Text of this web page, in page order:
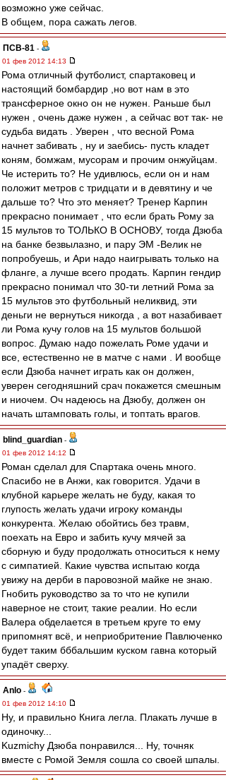
возможно уже сейчас.
В общем, пора сажать легов.
ПСВ-81 -
01 фев 2012 14:13
Рома отличный футболист, спартаковец и
настоящий бомбардир ,но вот нам в это
трансферное окно он не нужен. Раньше был
нужен , очень даже нужен , а сейчас вот так- не
судьба видать . Уверен , что весной Рома
начнет забивать , ну и заебись- пусть кладет
коням, бомжам, мусорам и прочим онжуйцам.
Че истерить то? Не удивлюсь, если он и нам
положит метров с тридцати и в девятину и че
дальше то? Что это меняет? Тренер Карпин
прекрасно понимает , что если брать Рому за
15 мультов то ТОЛЬКО В ОСНОВУ, тогда Дзюба
на банке безвылазно, и пару ЭМ -Велик не
попробуешь, и Ари надо наигрывать только на
фланге, а лучше всего продать. Карпин гендир
прекрасно понимал что 30-ти летний Рома за
15 мультов это футбольный неликвид, эти
деньги не вернуться никогда , а вот назабивает
ли Рома кучу голов на 15 мультов большой
вопрос. Думаю надо пожелать Роме удачи и
все, естественно не в матче с нами . И вообще
если Дзюба начнет играть как он должен,
уверен сегодняшний срач покажется смешным
и ниочем. Оч надеюсь на Дзюбу, должен он
начать штамповать голы, и топтать врагов.
blind_guardian -
01 фев 2012 14:12
Роман сделал для Спартака очень много.
Спасибо не в Анжи, как говорится. Удачи в
клубной карьере желать не буду, какая то
глупость желать удачи игроку команды
конкурента. Желаю обойтись без травм,
поехать на Евро и забить кучу мячей за
сборную и буду продолжать относиться к нему
с симпатией. Какие чувства испытаю когда
увижу на дерби в паровозной майке не знаю.
Гнобить руководство за то что не купили
наверное не стоит, такие реалии. Но если
Валера обделается в третьем круге то ему
припомнят всё, и неприобритение Павлюченко
будет таким бббальшим куском гавна который
упадёт сверху.
Anlo -
01 фев 2012 14:10
Ну, и правильно Книга легла. Плакать лучше в
одиночку...
Kuzmichу Дзюба понравился... Ну, точняк
вместе с Ромой Земля сошла со своей шпалы.